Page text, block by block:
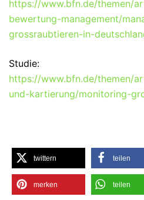
https://www.bfn.de/themen/
bewertung-management/
grossraubtieren-in-
Studie:
https://www.bfn.de/themen/
und-kartierung/monitoring-
twittern teilen
merken teilen